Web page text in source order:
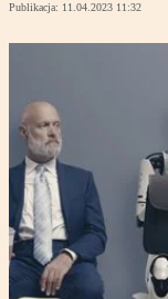
Publikacja: 11.04.2023 11:32